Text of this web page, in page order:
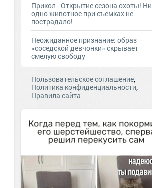
Прикол - Открытие сезона охоты! Ни
одно животное при съемках не
пострадало!
Неожиданное признание: образ
«соседской девчонки» скрывает
смелую свободу
Пользовательское соглашение,
Политика конфиденциальности,
Правила сайта